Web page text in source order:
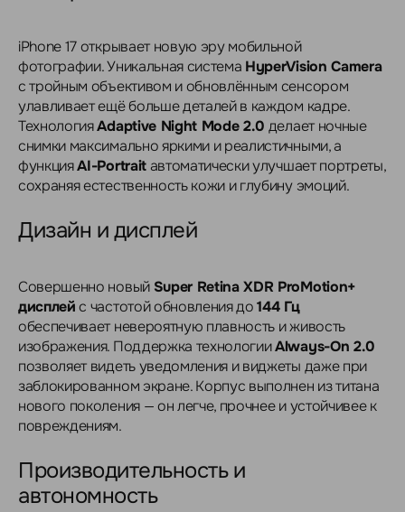
iPhone 17 открывает новую эру мобильной
фотографии. Уникальная система HyperVision Camera
с тройным объективом и обновлённым сенсором
улавливает ещё больше деталей в каждом кадре.
ТехнологияAdaptive Night Mode 2.0 делает ночные
снимки максимально яркими и реалистичными, а
функцияAI-Portraitавтоматически улучшает портреты,
сохраняя естественность кожи и глубину эмоций.
Дизайн и дисплей
Совершенно новый Super Retina XDR ProMotion+
дисплейс частотой обновления до144 Гц
обеспечивает невероятную плавность и живость
изображения. Поддержка технологииAlways-On 2.0
позволяет видеть уведомления и виджеты даже при
заблокированном экране. Корпус выполнен из титана
нового поколения — он легче, прочнее и устойчивее к
повреждениям.
Производительность и
автономность